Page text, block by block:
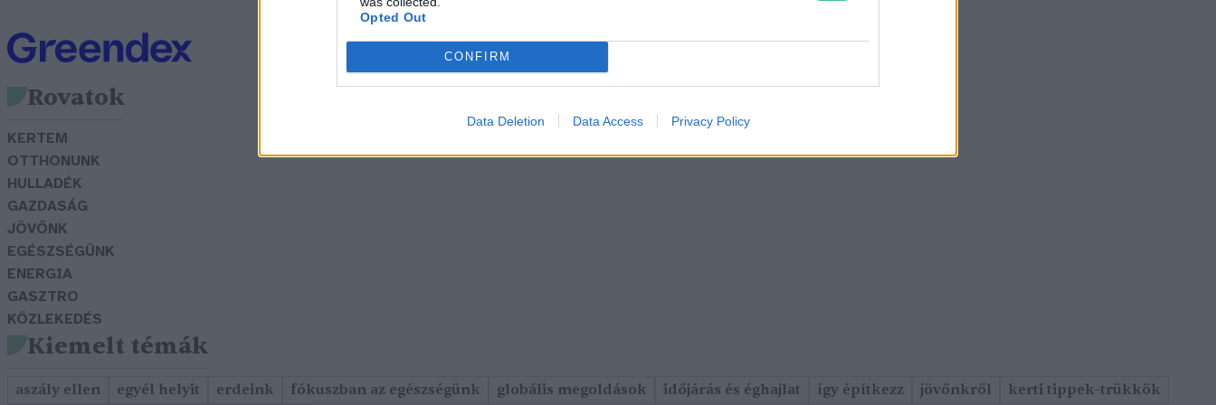
Opted Out
CONFIRM
Data Deletion Data Access Privacy Policy
Rovatok
KERTEM
OTTHONUNK
HULLADÉK
GAZDASÁG
JÖVŐNK
EGÉSZSÉGÜNK
ENERGIA
GASZTRO
KÖZLEKEDÉS
Kiemelt témák
aszály ellen egyél helyit erdeink fókuszban az egészségünk globális megoldások időjárás és éghajlat így építkezz jövőnkről kerti tippek-trükkök